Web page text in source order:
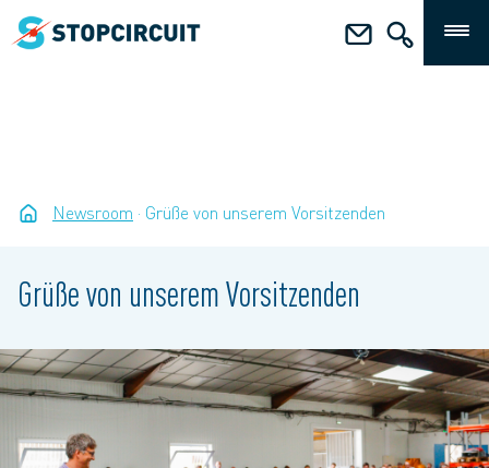
Newsroom Grüße von unserem Vorsitzenden
Grüße von unserem Vorsitzenden